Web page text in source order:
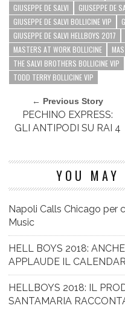
GIUSEPPE DE SALVI
GIUSEPPE DE
GIUSEPPE DE SALVI BOLLICINE VIP
GIUSEPPE DE SALVI HELLBOYS 2017
MASTERS AT WORK BOLLICINE
THE SALVI BROTHERS BOLLICINE VIP
TODD TERRY BOLLICINE VIP
← Previous Story
PECHINO EXPRESS:
GLI ANTIPODI SU RAI 4
YOU
Napoli Calls Chicago per
Music
HELL BOYS 2018:
APPLAUDE IL
HELLBOYS 2018: IL
SANTAMARIA